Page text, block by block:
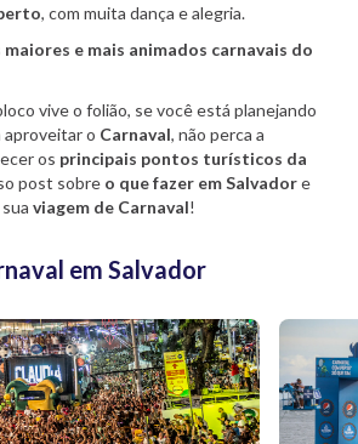
, com muita dança e alegria.
maiores e mais animados carnavais do
vive o folião, se você está planejando
aproveitar o Carnaval, não perca a
os principais pontos turísticos da
post sobre o que fazer em Salvadore
viagem de Carnaval!
em Salvador